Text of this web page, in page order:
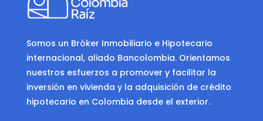
Somos un Bróker Inmobiliario e Hipotecario
internacional, aliado Bancolombia. Orientamos
nuestros esfuerzos a promover y facilitar la
inversión en vivienda y la adquisición de crédito
hipotecario en Colombia desde el exterior.